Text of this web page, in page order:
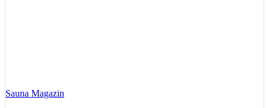
Sauna Magazin